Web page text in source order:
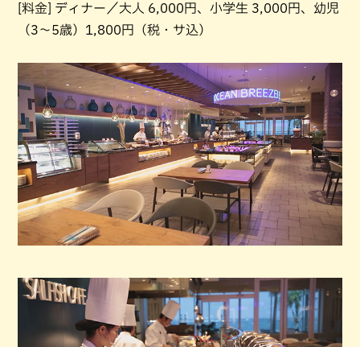
[料金] ディナー／大人 6,000円、小学生 3,000円、幼児
（3〜5歳）1,800円（税・サ込）